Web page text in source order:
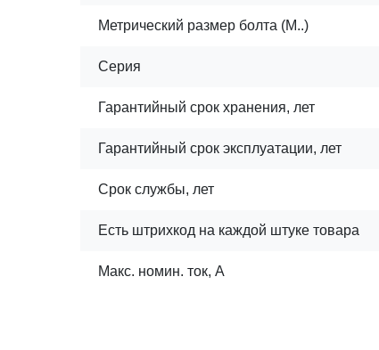
Метрический размер болта (М..)
Серия
Гарантийный срок хранения, лет
Гарантийный срок эксплуатации, лет
Срок службы, лет
Есть штрихкод на каждой штуке товара
Макс. номин. ток, А